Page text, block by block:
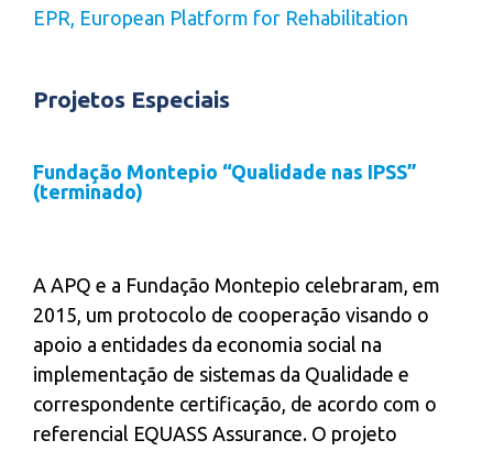
EPR, European Platform for Rehabilitation
Projetos Especiais
Fundação Montepio “Qualidade nas IPSS”
(terminado)
A APQ e a Fundação Montepio celebraram, em
2015, um protocolo de cooperação visando o
apoio a entidades da economia social na
implementação de sistemas da Qualidade e
correspondente certificação, de acordo com o
referencial EQUASS Assurance. O projeto